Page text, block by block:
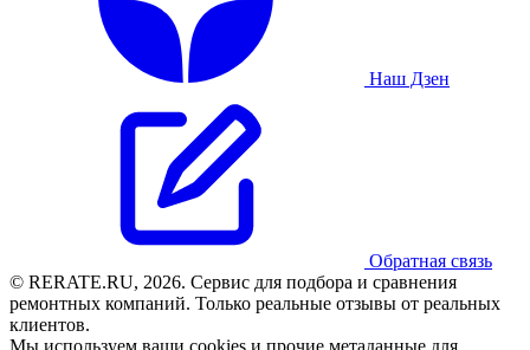
Наш Дзен
Обратная связь
© RERATE.RU, 2026. Сервис для подбора и сравнения
ремонтных компаний. Только реальные отзывы от реальных
клиентов.
Мы используем ваши cookies и прочие метаданные для